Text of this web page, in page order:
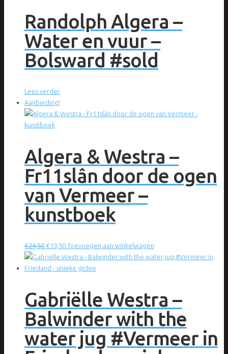
Randolph Algera –
Water en vuur –
Bolsward #sold
Lees verder
Aanbieding!
Algera & Westra –
Fr11slân door de ogen
van Vermeer –
kunstboek
€24,50 Oorspronkelijke
prijs
was:
€ 19,50Huidige
prijs
is:
Toevoegen aan winkelwagen
Gabriëlle Westra –
Balwinder with the
water jug #Vermeer in